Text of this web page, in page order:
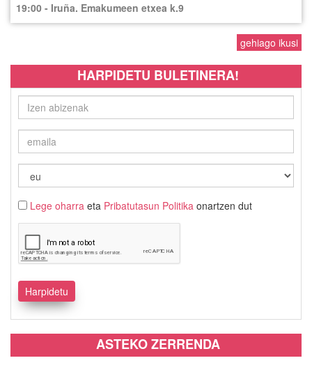
19:00 - Iruña. Emakumeen etxea k.9
gehiago ikusi
HARPIDETU BULETINERA!
Lege oharra eta Pribatutasun Politika onartzen dut
ASTEKO ZERRENDA